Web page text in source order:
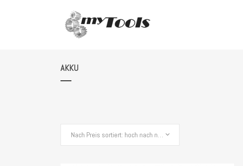
AKKU
Nach Preis sortiert: hoch nach niedrig